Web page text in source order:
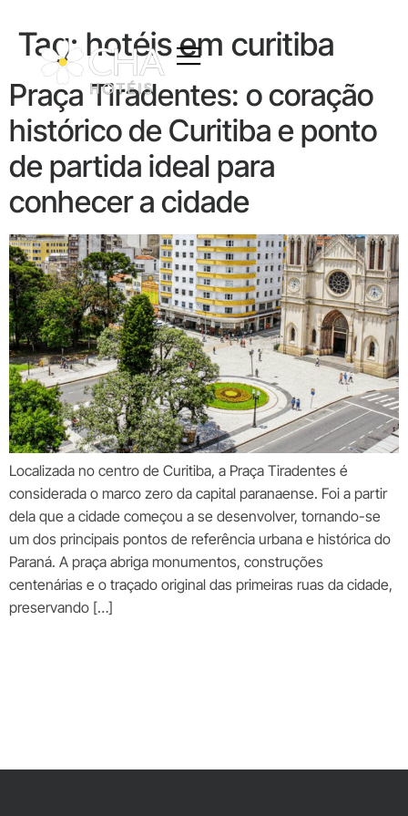
Tag:hotéis em curitiba
Praça Tiradentes: o coração
histórico de Curitiba e ponto
de partida ideal para
conhecer a cidade
Localizada no centro de Curitiba, a Praça Tiradentes é
considerada o marco zero da capital paranaense. Foi a partir
dela que a cidade começou a se desenvolver, tornando-se
um dos principais pontos de referência urbana e histórica do
Paraná. A praça abriga monumentos, construções
centenárias e o traçado original das primeiras ruas da cidade,
preservando […]